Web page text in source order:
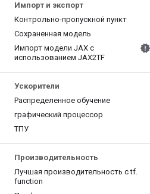
Импорт и экспорт
Контрольно-пропускной пункт
Сохраненная модель
Импорт модели JAX с
использованием JAX2TF
Ускорители
Распределенное обучение
графический процессор
ТПУ
Производительность
Лучшая производительность с tf.
function